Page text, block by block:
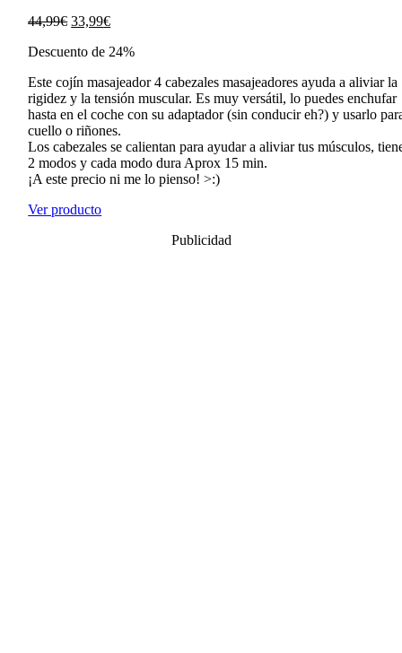
44,99€ El
original
44,99€.
33,99€El
actual
33,99€.
Descuento de 24%
Este cojín masajeador 4 cabezales masajeadores ayuda a aliviar la
rigidez y la tensión muscular. Es muy versátil, lo puedes enchufar
hasta en el coche con su adaptador (sin conducir eh?) y usarlo
cuello o riñones.
Los cabezales se calientan para ayudar a aliviar tus músculos,
2 modos y cada modo dura Aprox 15 min.
¡A este precio ni me lo pienso! >:)
Ver producto
Publicidad